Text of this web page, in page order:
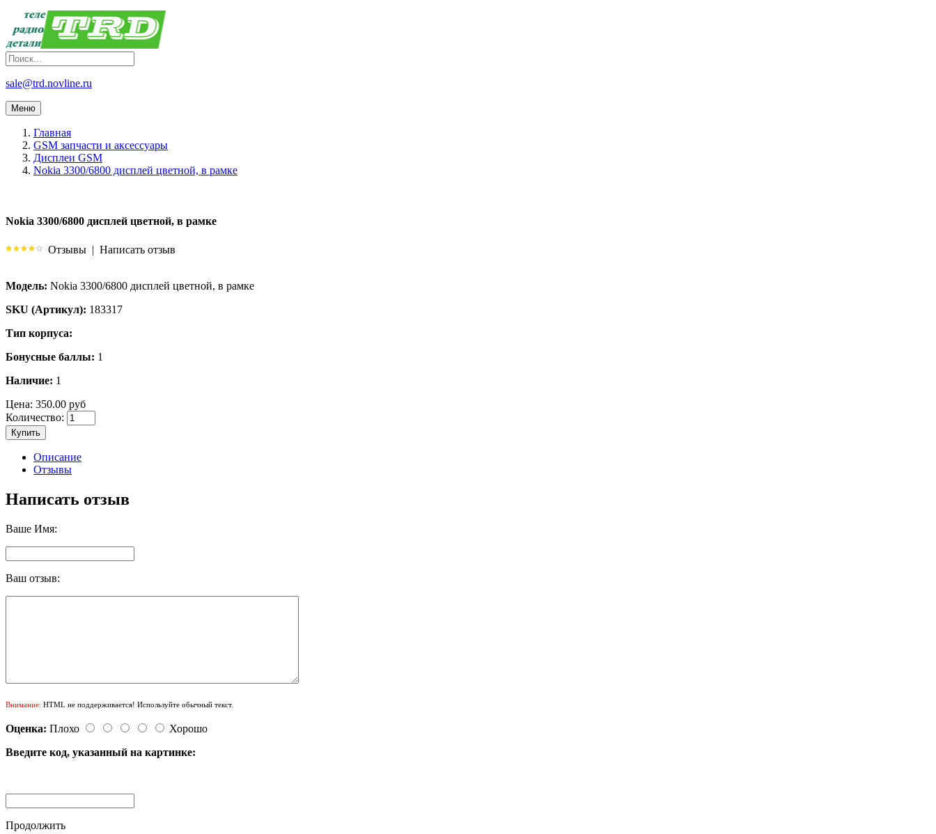
sale@trd.novline.ru
Меню
Главная
GSM запчасти и аксессуары
Дисплеи GSM
Nokia 3300/6800 дисплей цветной, в рамке
Nokia 3300/6800 дисплей цветной, в рамке
Отзывы | Написать отзыв
Модель: Nokia 3300/6800 дисплей цветной, в рамке
SKU (Артикул): 183317
Тип корпуса:
Бонусные баллы: 1
Наличие: 1
Цена: 350.00 руб
Количество:
Купить
Описание
Отзывы
Написать отзыв
Ваше Имя:
Ваш отзыв:
Внимание: HTML не поддерживается! Используйте обычный текст.
Оценка: Плохо
Хорошо
Введите код, указанный на картинке:
Продолжить